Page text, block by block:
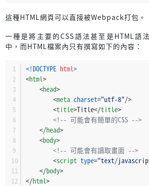
這種HTML網頁可以直接被Webpack打包。
一種是將主要的CSS語法甚至是HTML語
中，而HTML檔案內只有撰寫如下的內容：
<!DOCTYPE html>
<html>
<head>
<meta charset="utf-8"/>
<title>Title</title>
<!-- 可能會有簡單的CSS -->
</head>
<body>
<!-- 可能會有讀取畫面 -->
<script type="text/
</body>
</html>